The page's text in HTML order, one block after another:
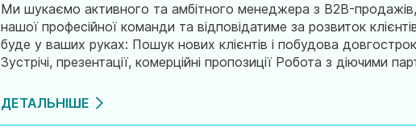
Ми шукаємо активного та амбітного менеджера з B2B-
нашої професійної команди та відповідатиме за розвиток
буде у ваших руках: Пошук нових клієнтів і побудова довгострокових партнерств
Зустрічі, презентації, комерційні пропозиції Робота з діючими
ДЕТАЛЬНІШЕ